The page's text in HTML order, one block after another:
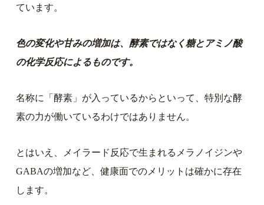
ています。
色の変化や甘みの増加は、酵素ではなく糖とアミノ酸
の化学反応によるものです。
名称に「酵素」が入っているからといって、特別な酵
素の力が働いているわけではありません。
とはいえ、メイラード反応で生まれるメラノイジンや
GABAの増加など、健康面でのメリットは確かに存在
します。